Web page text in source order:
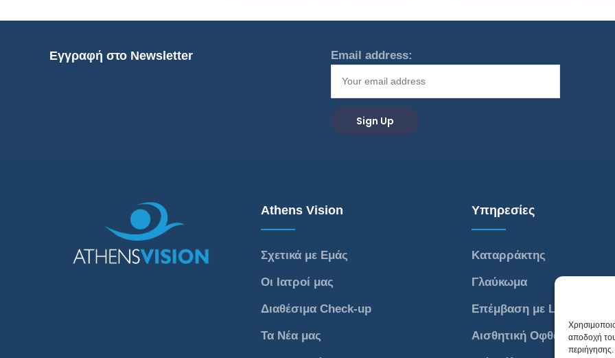
αποδοχή
περιήγησης.
Εγγραφή στο Newsletter Email address:
Athens Vision
Σχετικά με Εμάς
Οι Ιατροί μας
Διαθέσιμα Check-up
Τα Νέα μας
Υπηρεσίες
Καταρράκτης
Γλαύκωμα
Επέμβαση με Laser
Αισθητική Οφθαλμολογία